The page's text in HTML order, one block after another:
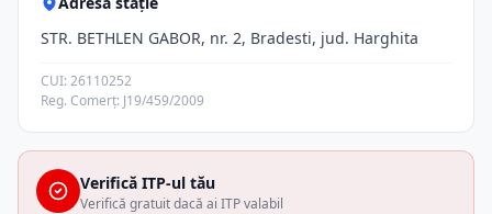
STR. BETHLEN GABOR, nr. 2, Bradesti, jud. Harghita
CUI: 26110252
Reg. Comerț: J19/459/2009
Verifică ITP-ul tău
Verifică gratuit dacă ai ITP valabil